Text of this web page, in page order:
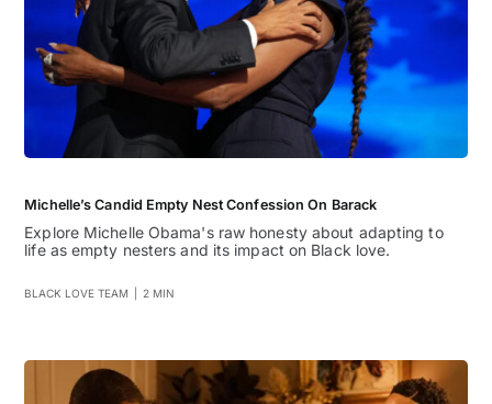
Michelle’s Candid Empty Nest Confession On Barack
Explore Michelle Obama's raw honesty about adapting to
life as empty nesters and its impact on Black love.
BLACK LOVE TEAM 2 MIN